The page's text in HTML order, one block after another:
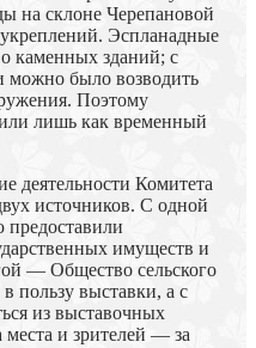
на склоне Черепановой
Эспланадные
каменных зданий; с
можно было возводить
Поэтому
лишь как временный
деятельности Комитета
источников. С одной
имуществ и
— Общество сельского
пользу выставки, а с
из выставочных
и зрителей — за